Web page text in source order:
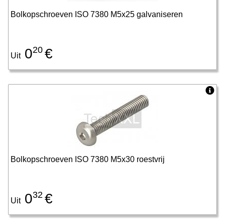
Bolkopschroeven ISO 7380 M5x25 galvaniseren
Uit020 €
Bolkopschroeven ISO 7380 M5x30 roestvrij
Uit032 €